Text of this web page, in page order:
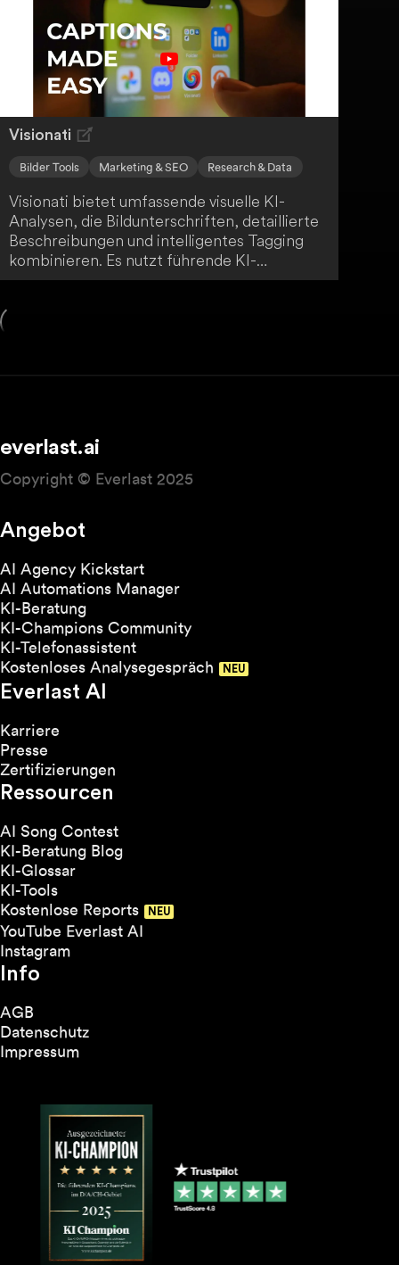
Visionati
Bilder Tools Marketing & SEO Research & Data
Visionati bietet umfassende visuelle KI-
Analysen, die Bildunterschriften, detaillierte
Beschreibungen und intelligentes Tagging
kombinieren. Es nutzt führende KI-
Technologien für eine beispiellose
everlast.ai
Copyright © Everlast 2025
Angebot
AI Agency Kickstart
AI Automations Manager
KI-Beratung
KI-Champions Community
KI-Telefonassistent
Kostenloses Analysegespräch
Everlast AI
Karriere
Presse
Zertifizierungen
Ressourcen
AI Song Contest
KI-Beratung Blog
KI-Glossar
KI-Tools
Kostenlose Reports
YouTube Everlast AI
Instagram
Info
AGB
Datenschutz
Impressum